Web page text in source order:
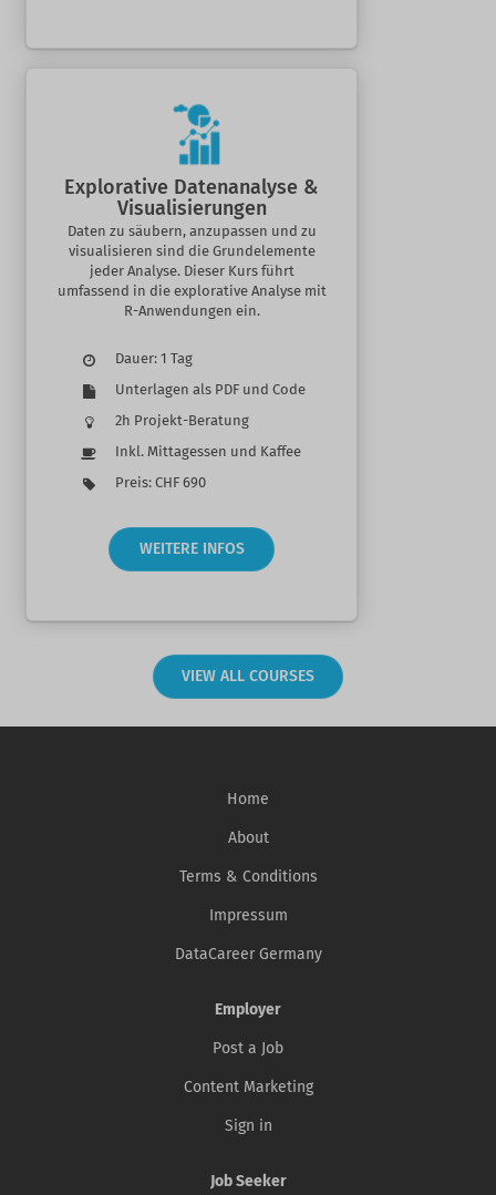
Explorative Datenanalyse &
Visualisierungen
Daten zu säubern, anzupassen und zu
visualisieren sind die Grundelemente
jeder Analyse. Dieser Kurs führt
umfassend in die explorative Analyse mit
R-Anwendungen ein.
Dauer: 1 Tag
Unterlagen als PDF und Code
2h Projekt-Beratung
Inkl. Mittagessen und Kaffee
Preis: CHF 690
WEITERE INFOS
VIEW ALL COURSES
Home
About
Terms & Conditions
Impressum
DataCareer Germany
Employer
Post a Job
Content Marketing
Sign in
Job Seeker